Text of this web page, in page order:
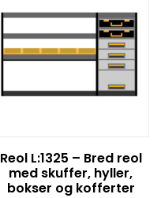
Reol L:1325 – Bred reol
med skuffer, hyller,
bokser og kofferter